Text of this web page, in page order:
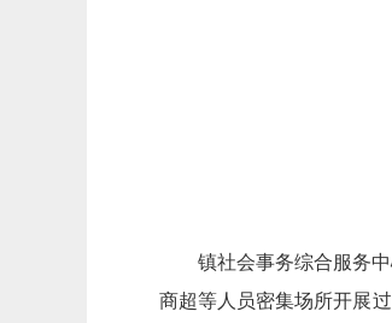
镇社会事务综合服务
商超等人员密集场所开展